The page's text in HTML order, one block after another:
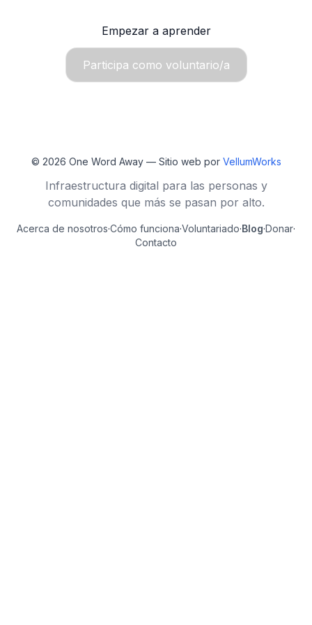
Empezar a aprender
Participa como voluntario/a
© 2026 One Word Away— Sitio web por VellumWorks
Infraestructura digital para las personas y
comunidades que más se pasan por alto.
Acerca de nosotros·Cómo funciona·Voluntariado·Blog·Donar·
Contacto